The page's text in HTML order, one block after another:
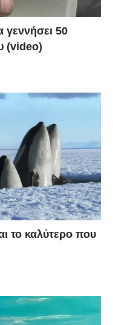
50
(video)
το καλύτερο που